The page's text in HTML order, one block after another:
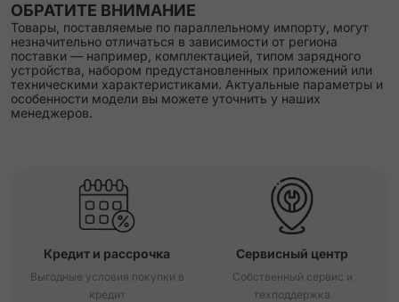
ОБРАТИТЕ ВНИМАНИЕ
Товары, поставляемые по параллельному импорту, могут
незначительно отличаться в зависимости от региона
поставки — например, комплектацией, типом зарядного
устройства, набором предустановленных приложений или
техническими характеристиками. Актуальные параметры и
особенности модели вы можете уточнить у наших
менеджеров.
Кредит и рассрочка
Выгодные условия покупки в
кредит
Сервисный центр
Собственный сервис и
техподдержка